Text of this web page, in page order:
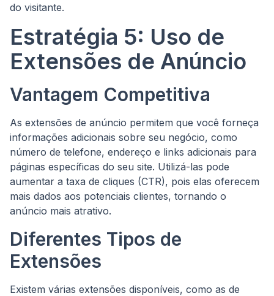
do visitante.
Estratégia 5: Uso de
Extensões de Anúncio
Vantagem Competitiva
As extensões de anúncio permitem que você forneça
informações adicionais sobre seu negócio, como
número de telefone, endereço e links adicionais para
páginas específicas do seu site. Utilizá-las pode
aumentar a taxa de cliques (CTR), pois elas oferecem
mais dados aos potenciais clientes, tornando o
anúncio mais atrativo.
Diferentes Tipos de
Extensões
Existem várias extensões disponíveis, como as de